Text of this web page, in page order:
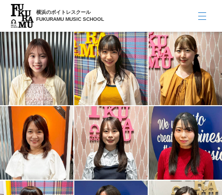
横浜のボイトレスクール
FUKURAMU MUSIC SCHOOL